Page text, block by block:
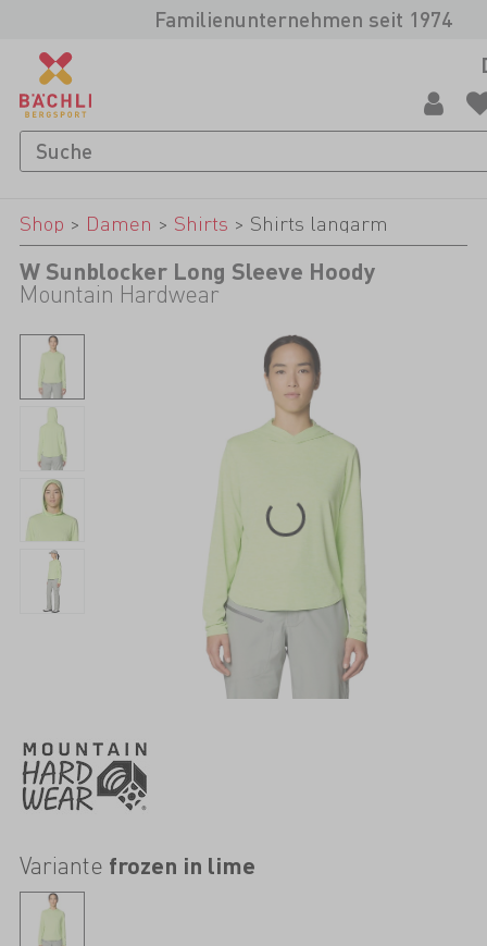
Familienunternehmen seit 1974
Shop > Damen > Shirts > Shirts langarm
W Sunblocker Long Sleeve Hoody
Mountain Hardwear
Variante frozen in lime